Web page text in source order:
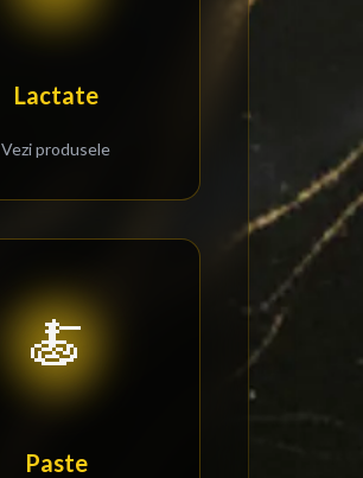
Lactate
Vezi produsele
🍝
Paste